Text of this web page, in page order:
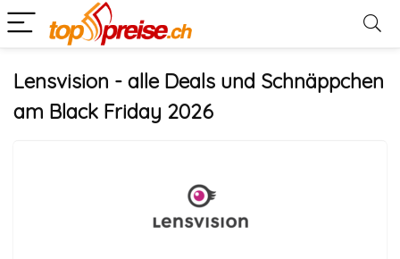
Lensvision - alle Deals und Schnäppchen
am Black Friday 2026